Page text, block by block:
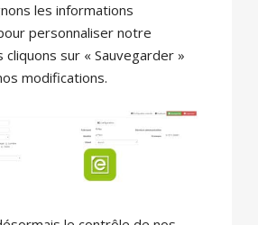
les informations
personnaliser notre
sur « Sauvegarder »
modifications.